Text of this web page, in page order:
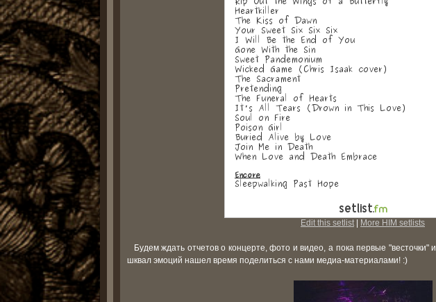
Edit this setlist| More HIM setlists
Будем ждать отчетов о концерте, фото и видео, а пока первые "весточки" и
шквал эмоций нашел время поделиться с нами медиа-материалами! :)